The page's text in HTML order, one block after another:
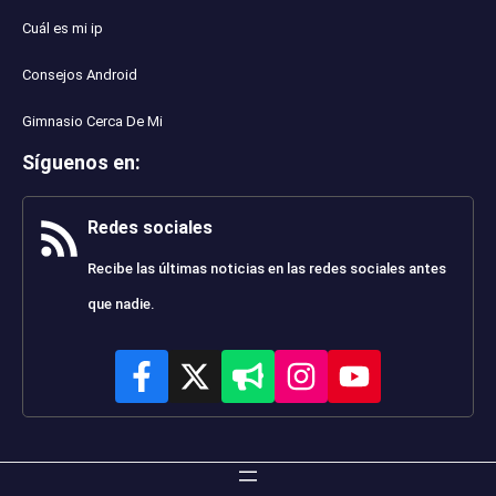
Cuál es mi ip
Consejos Android
Gimnasio Cerca De Mi
Síguenos en:
Redes sociales
Recibe las últimas noticias en las redes sociales antes
que nadie.